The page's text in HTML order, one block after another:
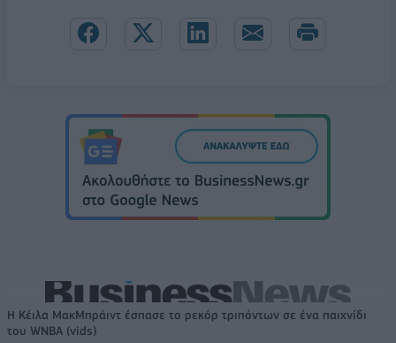
Η Κέιλα ΜακΜπράιντ έσπασε το ρεκόρ τριπόντων σε ένα παιχνίδι
του WNBA (vids)